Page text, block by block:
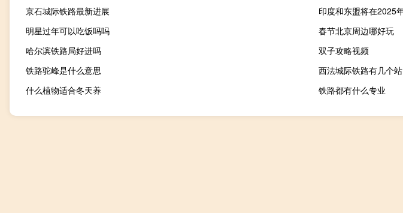
京石城际铁路最新进展
明星过年可以吃饭吗吗
春节北京周边哪好玩
哈尔滨铁路局好进吗
双子攻略视频
铁路驼峰是什么意思
西法城际铁路有几个站
什么植物适合冬天养
铁路都有什么专业